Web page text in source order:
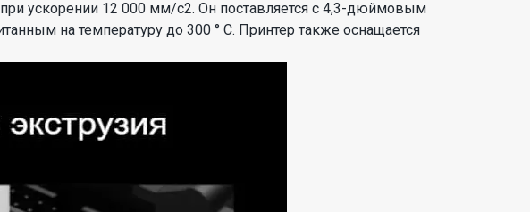
ускорении 12 000 мм/с2. Он поставляется с 4,3-дюймовым
на температуру до 300 ° C. Принтер также оснащается